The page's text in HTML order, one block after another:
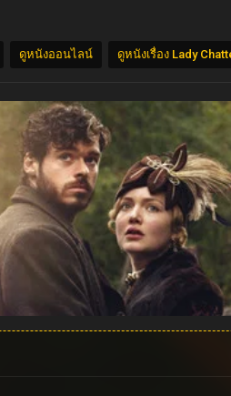
ดูหนังออนไลน์ ดูหนังเรื่อง Lady